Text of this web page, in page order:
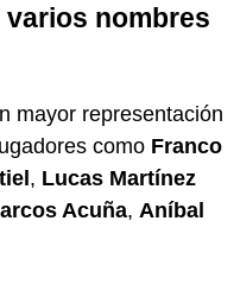
nombres
mayor representación
como Franco
, Lucas Martínez
Acuña, Aníbal